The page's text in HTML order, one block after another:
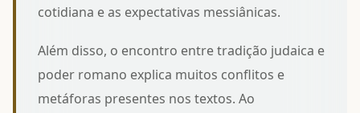
cotidiana e as expectativas messiânicas.
Além disso, o encontro entre tradição judaica e
poder romano explica muitos conflitos e
metáforas presentes nos textos. Ao